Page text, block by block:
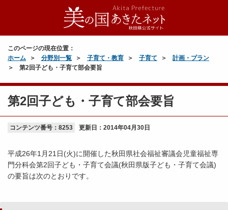
このページの現在位置：
ホーム
分野別一覧 子育て・教育 子育て
計画・プラン
第2回子ども・子育て部会要旨
第2回子ども・子育て部会要旨
コンテンツ番号：8253 更新日： 2014年04月30日
平成26年1月21日(火)に開催した秋田県社会福祉審議会児童福祉専
門分科会第2回子ども・子育て会議(秋田県版子ども・子育て会議)
の要旨は次のとおりです。